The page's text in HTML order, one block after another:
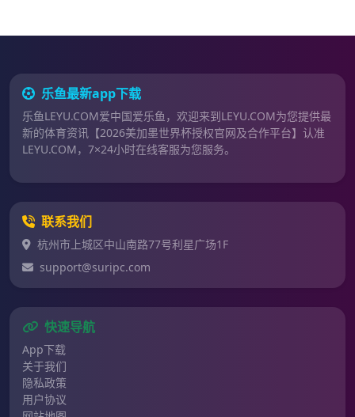
乐鱼最新app下载
乐鱼LEYU.COM爱中国爱乐鱼，欢迎来到LEYU.COM为您提供最
新的体育资讯【2026美加墨世界杯授权官网及合作平台】认准
LEYU.COM，7×24小时在线客服为您服务。
联系我们
杭州市上城区中山南路77号利星广场1F
support@suripc.com
快速导航
App下载
关于我们
隐私政策
用户协议